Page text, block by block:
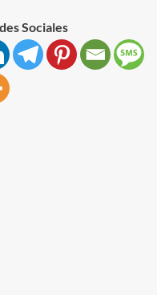
Sociales